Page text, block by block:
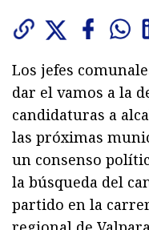
Los jefes
dar el vamos a la
candidaturas a
las próximas
un consenso
la búsqueda del
partido en la